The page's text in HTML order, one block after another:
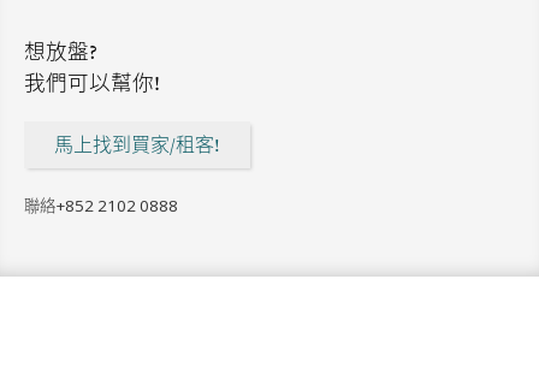
想放盤?
我們可以幫你!
馬上找到買家/租客!
聯絡+852 2102 0888